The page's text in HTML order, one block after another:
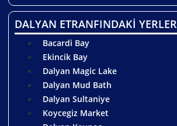
DALYAN ETRANFINDAKİ YERLER
Bacardi Bay
Ekincik Bay
Dalyan Magic Lake
Dalyan Mud Bath
Dalyan Sultaniye
Koycegiz Market